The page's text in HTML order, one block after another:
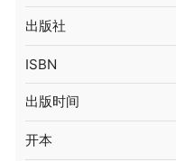
出版社
ISBN
出版时间
开本